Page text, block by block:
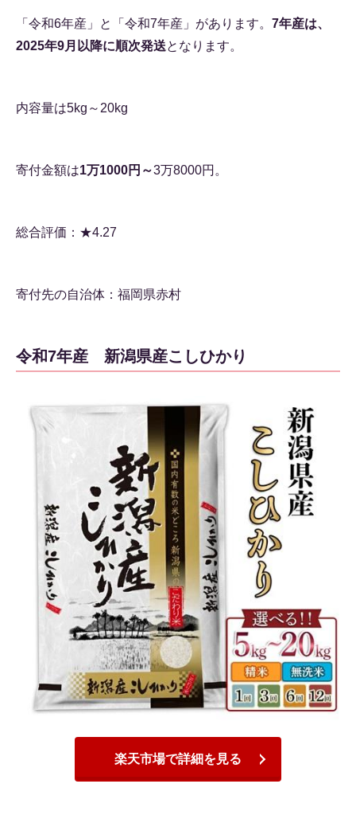
「令和6年産」と「令和7年産」があります。 7年産は、
2025年9月以降に順次発送となります。
内容量は5kg～20kg
寄付金額は1万1000円～3万8000円。
総合評価：★4.27
寄付先の自治体：福岡県赤村
令和7年産 新潟県産こしひかり
楽天市場で詳細を見る